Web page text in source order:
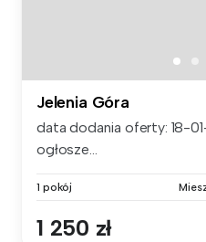
Jelenia Góra
data dodania oferty: 18-
ogłosze...
1 pokój
1 250 zł